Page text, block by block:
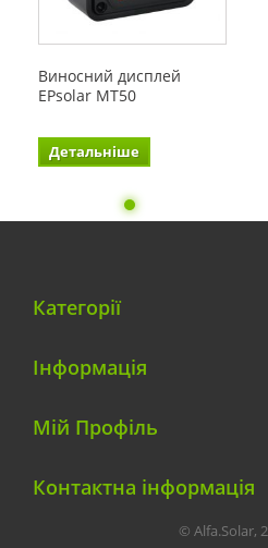
Виносний дисплей
EPsolar MT50
Детальніше
Категорії
Інформація
Мій Профіль
Контактна інформація
© Alfa.Solar,